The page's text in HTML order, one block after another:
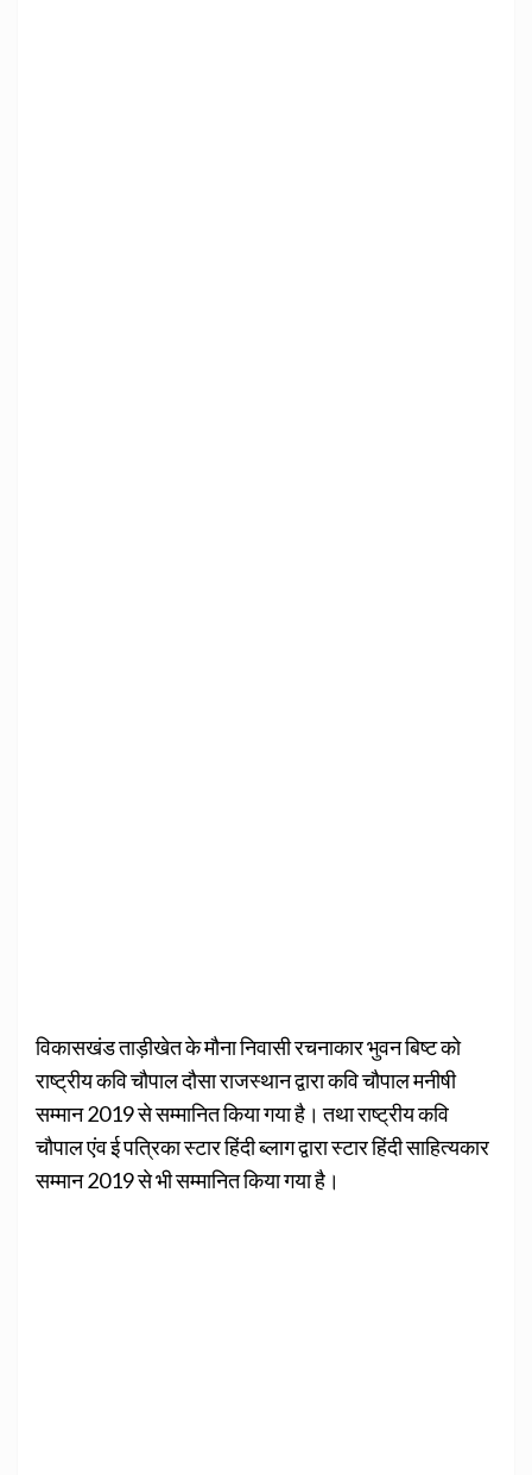
विकासखंड ताड़ीखेत के मौना निवासी रचनाकार भुवन बिष्ट को
राष्ट्रीय कवि चौपाल दौसा राजस्थान द्वारा कवि चौपाल मनीषी
सम्मान 2019 से सम्मानित किया गया है। तथा राष्ट्रीय कवि
चौपाल एंव ई पत्रिका स्टार हिंदी ब्लाग द्वारा स्टार हिंदी साहित्यकार
सम्मान 2019 से भी सम्मानित किया गया है।